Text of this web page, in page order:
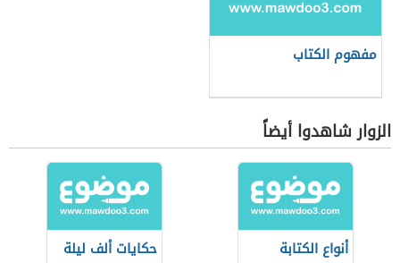
مفهوم الكتاب
الزوار شاهدوا أيضاً
أنواع الكتابة
حكايات ألف ليلة